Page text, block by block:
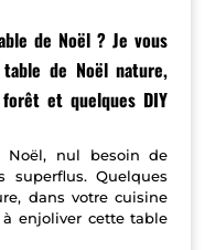
de Noël ? Je vous
de Noël nature,
et quelques DIY
nul besoin de
superflus. Quelques
dans votre cuisine
enjoliver cette table